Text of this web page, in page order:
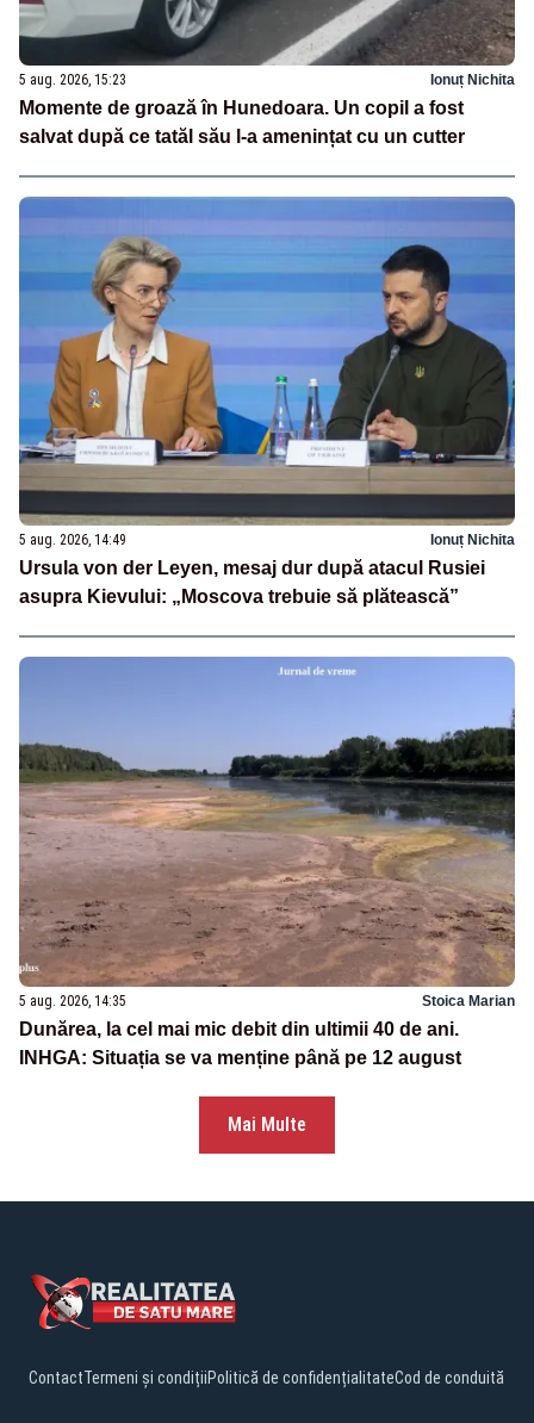
5 aug. 2026, 15:23 Ionuț Nichita
Momente de groază în Hunedoara. Un copil a fost
salvat după ce tatăl său l-a amenințat cu un cutter
5 aug. 2026, 14:49 Ionuț Nichita
Ursula von der Leyen, mesaj dur după atacul Rusiei
asupra Kievului: „Moscova trebuie să plătească”
5 aug. 2026, 14:35 Stoica Marian
Dunărea, la cel mai mic debit din ultimii 40 de ani.
INHGA: Situația se va menține până pe 12 august
Mai Multe
ContactTermeni și condițiiPolitică de confidențialitateCod de conduită